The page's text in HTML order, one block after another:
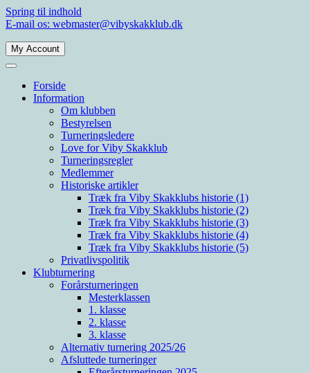
Spring til indhold
E-mail os: webmaster@vibyskakklub.dk
Viby Skakklub
Velkommen til Viby Skakklubs hjemmeside. Viby Skakklub er en af
Århus' og Danmarks største skakklubber med spillere i alle styrkelag.
My Account
Forside
Information
Om klubben
Bestyrelsen
Turneringsledere
Love for Viby Skakklub
Turneringsregler
Medlemmer
Historiske artikler
Træk fra Viby Skakklubs historie (1)
Træk fra Viby Skakklubs historie (2)
Træk fra Viby Skakklubs historie (3)
Træk fra Viby Skakklubs historie (4)
Træk fra Viby Skakklubs historie (5)
Privatlivspolitik
Klubturnering
Forårsturneringen
Mesterklassen
1. klasse
2. klasse
3. klasse
Alternativ turnering 2025/26
Afsluttede turneringer